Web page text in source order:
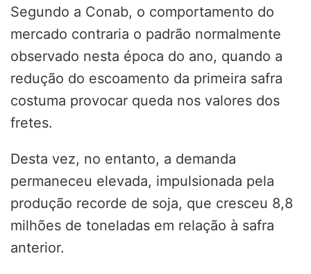
Segundo a Conab, o comportamento do
mercado contraria o padrão normalmente
observado nesta época do ano, quando a
redução do escoamento da primeira safra
costuma provocar queda nos valores dos
fretes.
Desta vez, no entanto, a demanda
permaneceu elevada, impulsionada pela
produção recorde de soja, que cresceu 8,8
milhões de toneladas em relação à safra
anterior.